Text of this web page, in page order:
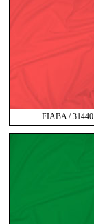
FIABA / 31440